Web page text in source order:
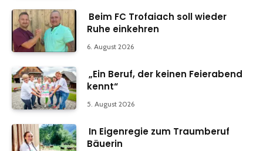
Beim FC Trofaiach soll wieder
Ruhe einkehren
6. August 2026
„Ein Beruf, der keinen Feierabend
kennt“
5. August 2026
In Eigenregie zum Traumberuf
Bäuerin